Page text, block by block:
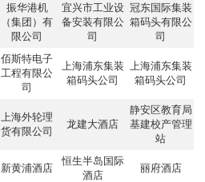
振华港机
（集团）有
限公司
宜兴市工业设
备安装有限公
司
冠东国际集装
箱码头有限公
司
佰斯特电子
工程有限公
司
上海浦东集装
箱码头公司
上海浦东集装
箱码头公司
上海外轮理
货有限公司
龙建大酒店
静安区教育局
基建校产管理
站
新黄浦酒店
恒生半岛国际
酒店
丽府酒店